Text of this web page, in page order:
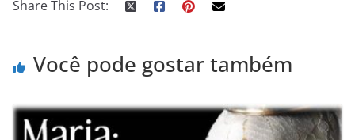
Share This Post:
Você pode gostar também